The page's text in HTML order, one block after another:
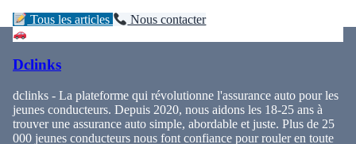
Tous les articles Nous contacter
Dclinks
dclinks - La plateforme qui révolutionne l'assurance auto pour les
jeunes conducteurs. Depuis 2020, nous aidons les 18-25 ans à
trouver une assurance auto simple, abordable et juste. Plus de 25
000 jeunes conducteurs nous font confiance pour rouler en toute